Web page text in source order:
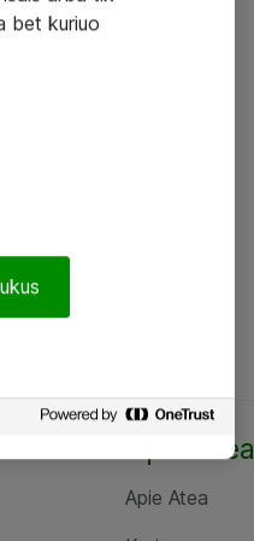
Apie Atea
Apie Atea
bet kuriuo